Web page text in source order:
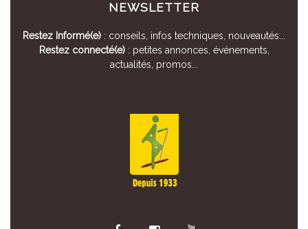
NEWSLETTER
Restez Informé(e) : conseils, infos techniques, nouveautés...
Restez connecté(e): petites annonces, événements,
actualités, promos...